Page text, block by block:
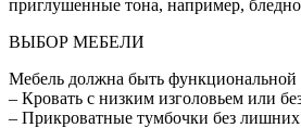
приглушенные тона, например,
ВЫБОР МЕБЕЛИ
Мебель должна быть функциональной
– Кровать с низким изголовьем или
– Прикроватные тумбочки без лишних